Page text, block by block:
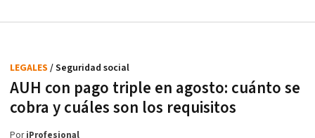
AUH con pago triple en agosto: cuánto se
cobra y cuáles son los requisitos
LEGALES / Seguridad social